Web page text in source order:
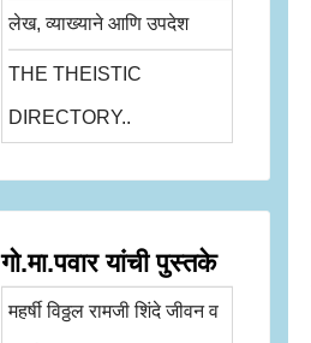
लेख, व्याख्याने आणि उपदेश
THE THEISTIC
DIRECTORY..
गो.मा.पवार यांची पुस्तके
महर्षी विठ्ठल रामजी शिंदे जीवन व